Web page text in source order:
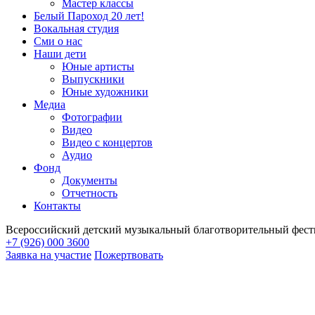
Мастер классы
Белый Пароход 20 лет!
Вокальная студия
Сми о нас
Наши дети
Юные артисты
Выпускники
Юные художники
Медиа
Фотографии
Видео
Видео с концертов
Аудио
Фонд
Документы
Отчетность
Контакты
Всероссийский детский музыкальный благотворительный
+7 (926) 000 3600
Заявка на участие Пожертвовать